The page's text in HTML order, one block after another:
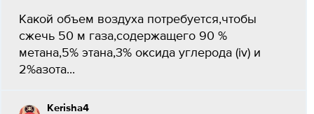
Какой объем воздуха потребуется,чтобы
сжечь 50 м газа,содержащего 90 %
метана,5% этана,3% оксида углерода (iv) и
2%азота...
Kerisha4